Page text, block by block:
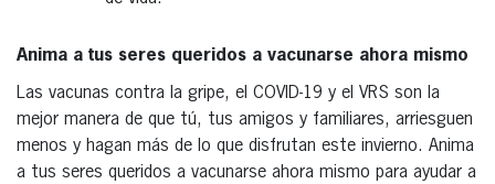
Anima a tus seres queridos a vacunarse ahora mismo
Las vacunas contra la gripe, el COVID-19 y el VRS son la
mejor manera de que tú, tus amigos y familiares, arriesguen
menos y hagan más de lo que disfrutan este invierno. Anima
a tus seres queridos a vacunarse ahora mismo para ayudar a